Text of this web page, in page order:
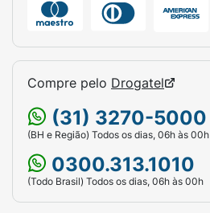
Compre pelo Drogatel
(31) 3270-5000
(BH e Região) Todos os dias, 06h às 00h
0300.313.1010
(Todo Brasil) Todos os dias, 06h às 00h